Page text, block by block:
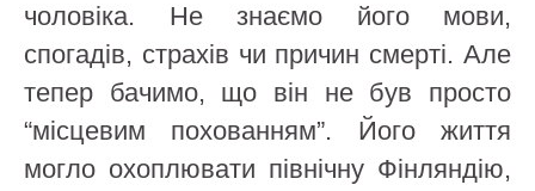
чоловіка. Не знаємо його мови,
спогадів, страхів чи причин смерті. Але
тепер бачимо, що він не був просто
“місцевим похованням”. Його життя
могло охоплювати північну Фінляндію,